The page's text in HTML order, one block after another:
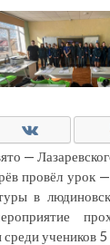
—
провёл урок
в
учеников